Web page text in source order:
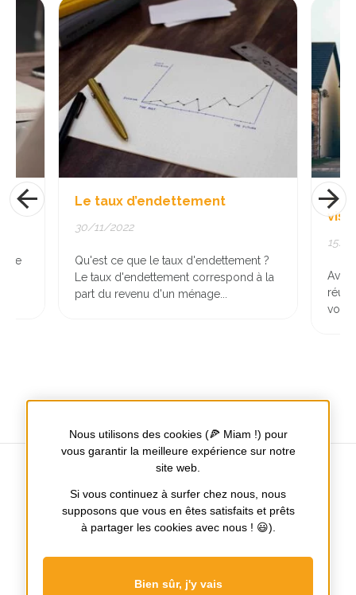
Le taux d’endettement
30/11/2022
Qu'est ce que le taux d'endettement ?
Le taux d'endettement correspond à la
part du revenu d'un ménage...
6
visites
15/11/2022
Avant la
réussir la
vous
Tours / Nantes / Poitiers
FacebookInstagram
Nous utilisons des cookies (🍕 Miam !) pour
vous garantir la meilleure expérience sur notre
site web.
Si vous continuez à surfer chez nous, nous
supposons que vous en êtes satisfaits et prêts
à partager les cookies avec nous ! 😃).
Bien sûr, j'y vais